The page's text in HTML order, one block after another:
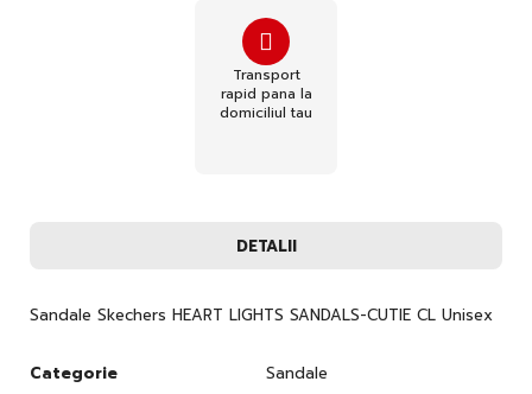
Transport
rapid pana la
domiciliul tau
DETALII
Sandale Skechers HEART LIGHTS SANDALS-CUTIE CL Unisex
Categorie
Sandale